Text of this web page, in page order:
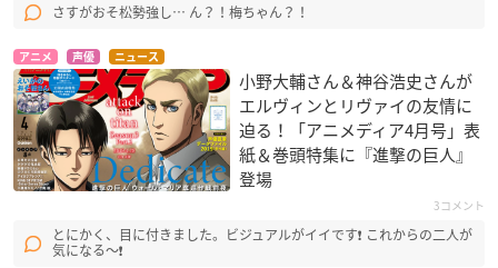
さすがおそ松勢強し… ん？！梅ちゃん？！
アニメ 声優 ニュース
小野大輔さん＆神谷浩史さんが
エルヴィンとリヴァイの友情に
迫る！「アニメディア4月号」表
紙＆巻頭特集に『進撃の巨人』
登場
3コメント
とにかく、目に付きました。ビジュアルがイイです❗ これからの二人が
気になる〜❗